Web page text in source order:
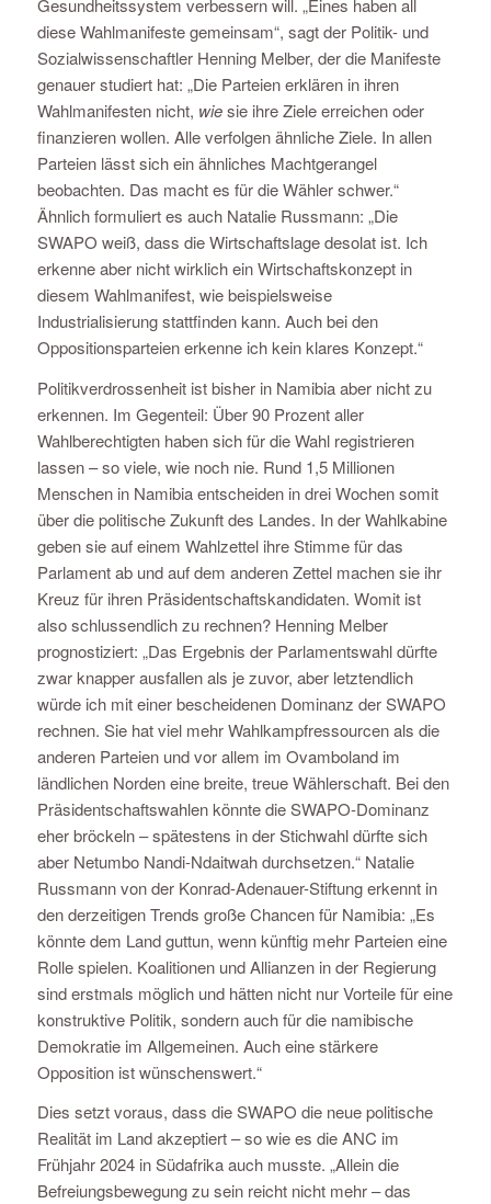
Gesundheitssystem verbessern will. „Eines haben all
diese Wahlmanifeste gemeinsam“, sagt der Politik- und
Sozialwissenschaftler Henning Melber, der die Manifeste
genauer studiert hat: „Die Parteien erklären in ihren
Wahlmanifesten nicht, wiesie ihre Ziele erreichen oder
finanzieren wollen. Alle verfolgen ähnliche Ziele. In allen
Parteien lässt sich ein ähnliches Machtgerangel
beobachten. Das macht es für die Wähler schwer.“
Ähnlich formuliert es auch Natalie Russmann: „Die
SWAPO weiß, dass die Wirtschaftslage desolat ist. Ich
erkenne aber nicht wirklich ein Wirtschaftskonzept in
diesem Wahlmanifest, wie beispielsweise
Industrialisierung stattfinden kann. Auch bei den
Oppositionsparteien erkenne ich kein klares Konzept.“
Politikverdrossenheit ist bisher in Namibia aber nicht zu
erkennen. Im Gegenteil: Über 90 Prozent aller
Wahlberechtigten haben sich für die Wahl registrieren
lassen – so viele, wie noch nie. Rund 1,5 Millionen
Menschen in Namibia entscheiden in drei Wochen somit
über die politische Zukunft des Landes. In der Wahlkabine
geben sie auf einem Wahlzettel ihre Stimme für das
Parlament ab und auf dem anderen Zettel machen sie ihr
Kreuz für ihren Präsidentschaftskandidaten. Womit ist
also schlussendlich zu rechnen? Henning Melber
prognostiziert: „Das Ergebnis der Parlamentswahl dürfte
zwar knapper ausfallen als je zuvor, aber letztendlich
würde ich mit einer bescheidenen Dominanz der SWAPO
rechnen. Sie hat viel mehr Wahlkampfressourcen als die
anderen Parteien und vor allem im Ovamboland im
ländlichen Norden eine breite, treue Wählerschaft. Bei den
Präsidentschaftswahlen könnte die SWAPO-Dominanz
eher bröckeln – spätestens in der Stichwahl dürfte sich
aber Netumbo Nandi-Ndaitwah durchsetzen.“ Natalie
Russmann von der Konrad-Adenauer-Stiftung erkennt in
den derzeitigen Trends große Chancen für Namibia: „Es
könnte dem Land guttun, wenn künftig mehr Parteien eine
Rolle spielen. Koalitionen und Allianzen in der Regierung
sind erstmals möglich und hätten nicht nur Vorteile für eine
konstruktive Politik, sondern auch für die namibische
Demokratie im Allgemeinen. Auch eine stärkere
Opposition ist wünschenswert.“
Dies setzt voraus, dass die SWAPO die neue politische
Realität im Land akzeptiert – so wie es die ANC im
Frühjahr 2024 in Südafrika auch musste. „Allein die
Befreiungsbewegung zu sein reicht nicht mehr – das